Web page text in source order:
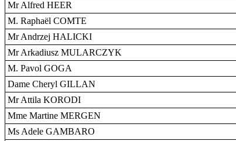
Mr Alfred HEER
M. Raphaël COMTE
Mr Andrzej HALICKI
Mr Arkadiusz MULARCZYK
M. Pavol GOGA
Dame Cheryl GILLAN
Mr Attila KORODI
Mme Martine MERGEN
Ms Adele GAMBARO